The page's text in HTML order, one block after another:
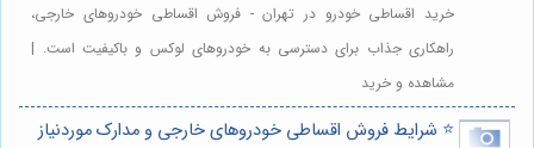
خرید اقساطی خودرو در تهران - فروش اقساطی خودروهای خارجی،
راهکاری جذاب برای دسترسی به خودروهای لوکس و باکیفیت است. |
مشاهده و خرید
⭐️ شرایط فروش اقساطی خودروهای خارجی و مدارک موردنیاز